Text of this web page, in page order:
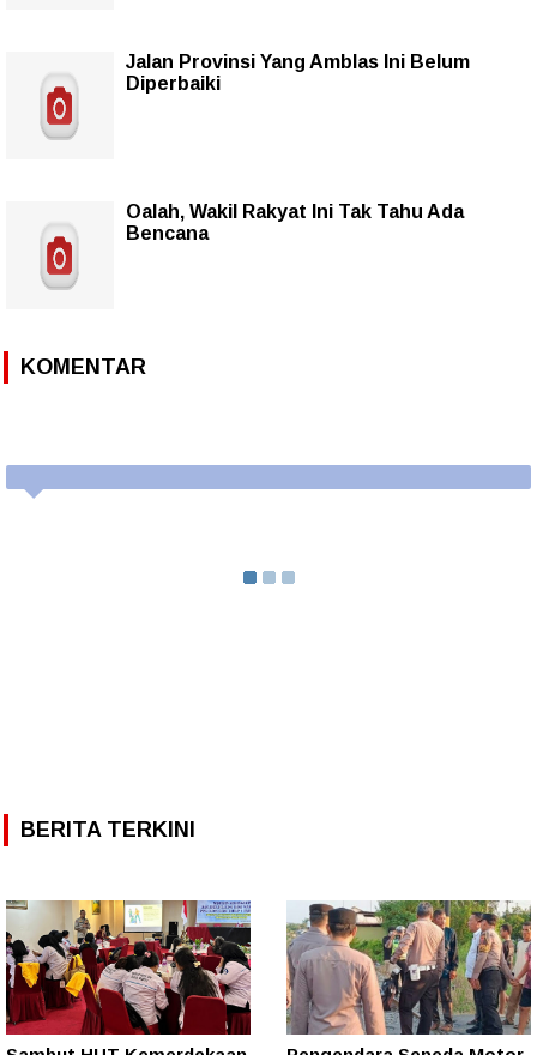
Jalan Provinsi Yang Amblas Ini Belum
Diperbaiki
Oalah, Wakil Rakyat Ini Tak Tahu Ada
Bencana
KOMENTAR
BERITA TERKINI